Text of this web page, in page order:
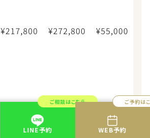
ご相談はこちら
LINE予約
ご予約は
WEB予約
¥217,800 ¥272,800 ¥55,000
¥217,800 ¥272,800 ¥55,000